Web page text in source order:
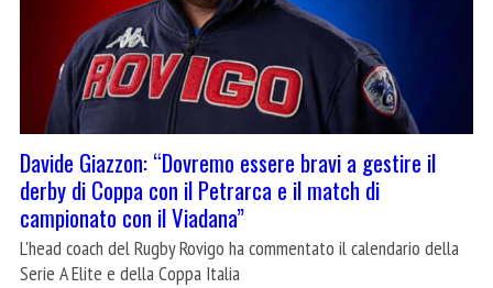
Davide Giazzon: “Dovremo essere bravi a gestire il
derby di Coppa con il Petrarca e il match di
campionato con il Viadana”
L'head coach del Rugby Rovigo ha commentato il calendario della
Serie A Elite e della Coppa Italia